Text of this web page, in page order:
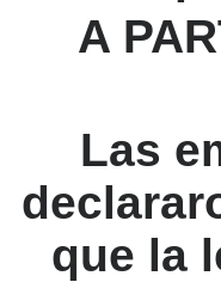
A
Las
que la